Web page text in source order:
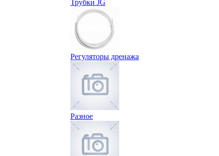
Трубки JG
Регуляторы дренажа
Разное